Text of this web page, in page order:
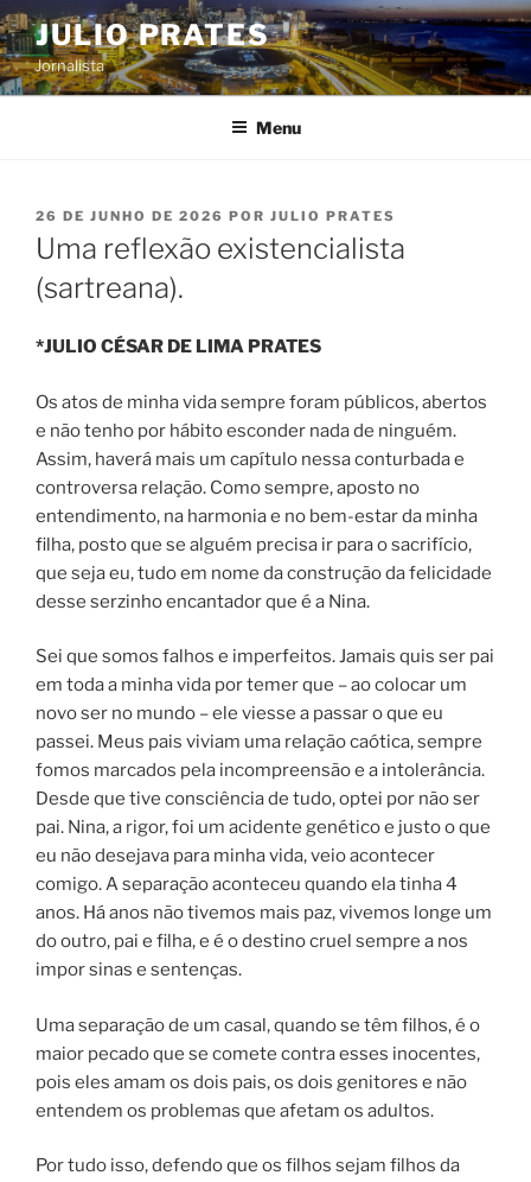
Pular
para
o
conteúdo
JULIO PRATES
Jornalista
Menu
PUBLICADO
EM
26 DE JUNHO DE 2026 POR JULIO PRATES
Uma reflexão existencialista
(sartreana).
*JULIO CÉSAR DE LIMA PRATES
Os atos de minha vida sempre foram públicos, abertos
e não tenho por hábito esconder nada de ninguém.
Assim, haverá mais um capítulo nessa conturbada e
controversa relação. Como sempre, aposto no
entendimento, na harmonia e no bem-estar da minha
filha, posto que se alguém precisa ir para o sacrifício,
que seja eu, tudo em nome da construção da felicidade
desse serzinho encantador que é a Nina.
Sei que somos falhos e imperfeitos. Jamais quis ser pai
em toda a minha vida por temer que – ao colocar um
novo ser no mundo – ele viesse a passar o que eu
passei. Meus pais viviam uma relação caótica, sempre
fomos marcados pela incompreensão e a intolerância.
Desde que tive consciência de tudo, optei por não ser
pai. Nina, a rigor, foi um acidente genético e justo o que
eu não desejava para minha vida, veio acontecer
comigo. A separação aconteceu quando ela tinha 4
anos. Há anos não tivemos mais paz, vivemos longe um
do outro, pai e filha, e é o destino cruel sempre a nos
impor sinas e sentenças.
Uma separação de um casal, quando se têm filhos, é o
maior pecado que se comete contra esses inocentes,
pois eles amam os dois pais, os dois genitores e não
entendem os problemas que afetam os adultos.
Por tudo isso, defendo que os filhos sejam filhos da